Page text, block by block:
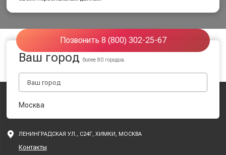
Позвонить 8 (800) 302-25-67
Ваш городболее 80 городов
Москва
ЛЕНИНГРАДСКАЯ УЛ., С24Г, ХИМКИ, МОСКВА
Контакты